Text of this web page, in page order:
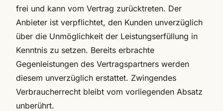
frei und kann vom Vertrag zurücktreten. Der
Anbieter ist verpflichtet, den Kunden unverzüglich
über die Unmöglichkeit der Leistungserfüllung in
Kenntnis zu setzen. Bereits erbrachte
Gegenleistungen des Vertragspartners werden
diesem unverzüglich erstattet. Zwingendes
Verbraucherrecht bleibt vom vorliegenden Absatz
unberührt.